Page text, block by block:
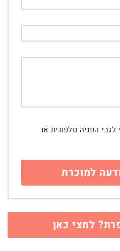
הפניה טלפונית או
לחצי כאן